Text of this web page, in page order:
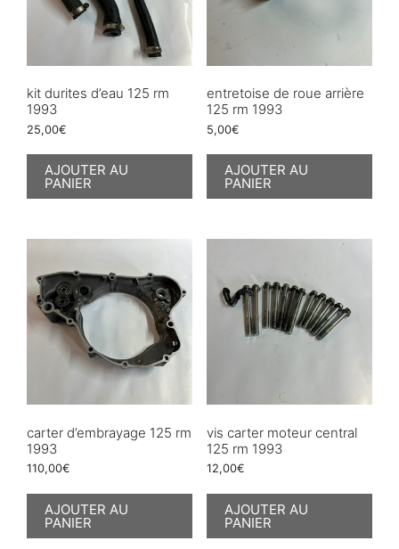
kit durites d’eau 125 rm
1993
25,00€
AJOUTER AU
PANIER
entretoise de roue arrière
125 rm 1993
5,00€
AJOUTER AU
PANIER
carter d’embrayage 125 rm
1993
110,00€
AJOUTER AU
PANIER
vis carter moteur central
125 rm 1993
12,00€
AJOUTER AU
PANIER